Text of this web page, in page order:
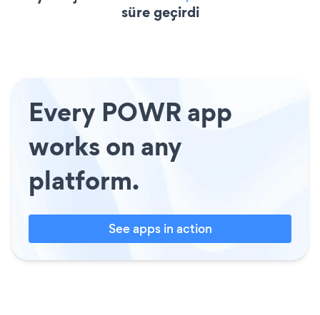
süre geçirdi
Every POWR app
works on any
platform.
See apps in action